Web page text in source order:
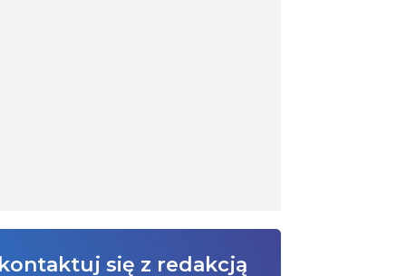
się z redakcją